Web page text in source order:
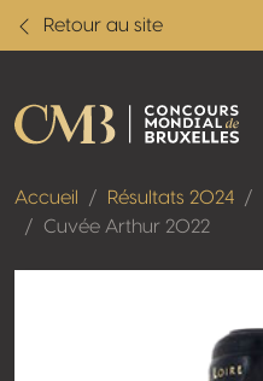
Retour au site
Accueil Résultats 2024
Cuvée Arthur 2022